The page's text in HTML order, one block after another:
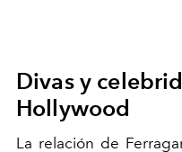
Divas y
Hollywood
La relación de